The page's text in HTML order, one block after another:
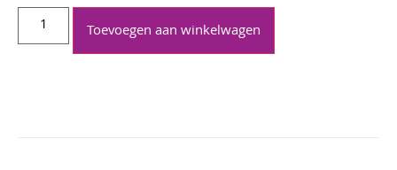
Toevoegen aan winkelwagen